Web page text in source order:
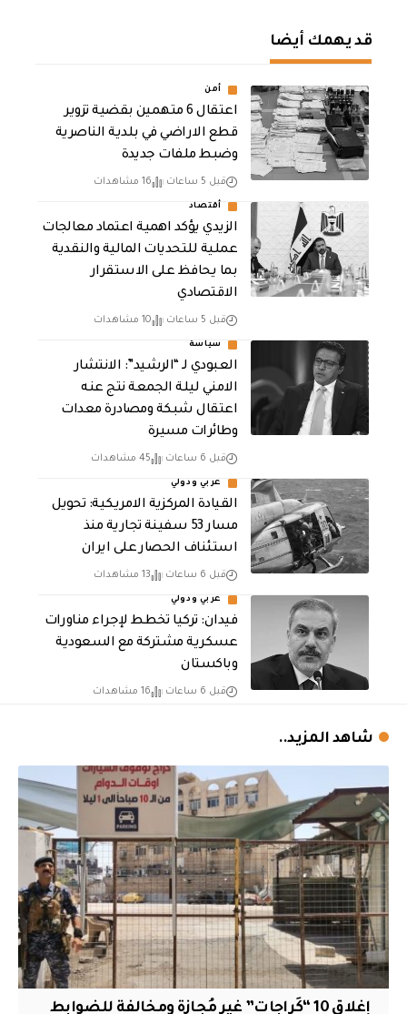
قد يهمك أيضا
أمن
اعتقال 6 متهمين بقضية تزوير
قطع الاراضي في بلدية الناصرية
وضبط ملفات جديدة
قبل 5 ساعات 16 مشاهدات
أقتصاد
الزيدي يؤكد اهمية اعتماد معالجات
عملية للتحديات المالية والنقدية
بما يحافظ على الاستقرار
الاقتصادي
قبل 5 ساعات 10 مشاهدات
سياسة
العبودي لـ “الرشيد”: الانتشار
الامني ليلة الجمعة نتج عنه
اعتقال شبكة ومصادرة معدات
وطائرات مسيرة
قبل 6 ساعات 45 مشاهدات
عربي ودولي
القيادة المركزية الامريكية: تحويل
مسار 53 سفينة تجارية منذ
استئناف الحصار على ايران
قبل 6 ساعات 13 مشاهدات
عربي ودولي
فيدان: تركيا تخطط لإجراء مناورات
عسكرية مشتركة مع السعودية
وباكستان
قبل 6 ساعات 16 مشاهدات
شاهد المزيد..
إغلاق 10 “كَراجات” غير مُجازة ومخالفة للضوابط